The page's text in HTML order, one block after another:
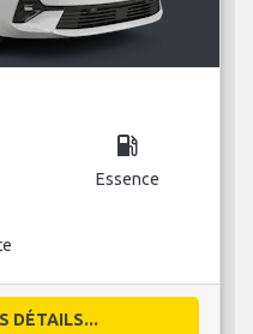
local_gas_station
Essence
DÉTAILS...